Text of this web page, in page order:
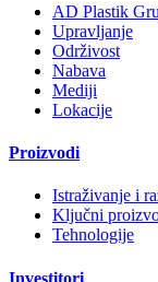
AD Plastik
Upravljanje
Održivost
Nabava
Mediji
Lokacije
Proizvodi
Istraživanje i
Ključni
Tehnologije
Investitori